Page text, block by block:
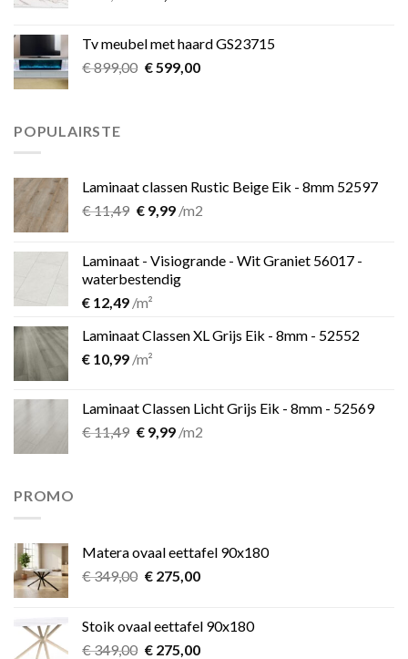
€ 39,00.€ 25,00.
Tv meubel met haard GS23715
€899,00 Oorspronkelijke
€599,00Huidige
POPULAIRSTE
Laminaat classen Rustic Beige Eik - 8mm 52597
€11,49 Oorspronkelijke
€ 11,49.
€9,99Huidige
€ 9,99.
/m2
Laminaat - Visiogrande - Wit Graniet 56017 -
waterbestendig
€ 12,49 /m²
Laminaat Classen XL Grijs Eik - 8mm - 52552
€ 10,99 /m²
Laminaat Classen Licht Grijs Eik - 8mm - 52569
€11,49 Oorspronkelijke
€9,99Huidige
/m2
PROMO
Matera ovaal eettafel 90x180
€349,00 Oorspronkelijke
€ 349,00.
€275,00Huidige
€ 275,00.
Stoik ovaal eettafel 90x180
€349,00 Oorspronkelijke
€275,00Huidige